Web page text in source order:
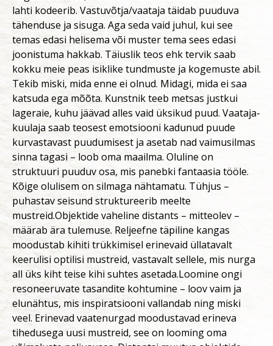
lahti kodeerib. Vastuvõtja/vaataja täidab puuduva
tähenduse ja sisuga. Aga seda vaid juhul, kui see
temas edasi helisema või muster tema sees edasi
joonistuma hakkab. Täiuslik teos ehk tervik saab
kokku meie peas isiklike tundmuste ja kogemuste abil.
Tekib miski, mida enne ei olnud. Midagi, mida ei saa
katsuda ega mõõta. Kunstnik teeb metsas justkui
lageraie, kuhu jäävad alles vaid üksikud puud. Vaataja-
kuulaja saab teosest emotsiooni kadunud puude
kurvastavast puudumisest ja asetab nad vaimusilmas
sinna tagasi – loob oma maailma. Oluline on
struktuuri puuduv osa, mis panebki fantaasia tööle.
Kõige olulisem on silmaga nähtamatu. Tühjus –
puhastav seisund struktureerib meelte
mustreid.Objektide vaheline distants – mitteolev –
määrab ära tulemuse. Reljeefne täpiline kangas
moodustab kihiti trükkimisel erinevaid üllatavalt
keerulisi optilisi mustreid, vastavalt sellele, mis nurga
all üks kiht teise kihi suhtes asetada.Loomine ongi
resoneeruvate tasandite kohtumine – loov vaim ja
elunähtus, mis inspiratsiooni vallandab ning miski
veel. Erinevad vaatenurgad moodustavad erineva
tihedusega uusi mustreid, see on looming oma